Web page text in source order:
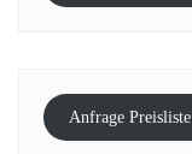
Anfrage Preisliste